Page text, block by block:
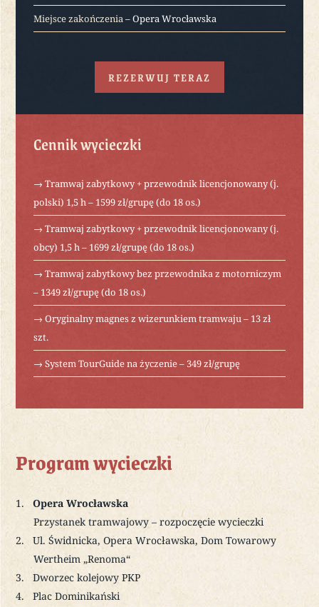
Miejsce zakończenia– Opera Wrocławska
REZERWUJ TERAZ
Cennik wycieczki
→ Tramwaj zabytkowy + przewodnik licencjonowany (j.
polski) 1,5 h – 1599 zł/grupę (do 18 os.)
→ Tramwaj zabytkowy + przewodnik licencjonowany (j.
obcy) 1,5 h – 1699 zł/grupę (do 18 os.)
→ Tramwaj zabytkowy bez przewodnika z motorniczym
– 1349 zł/grupę (do 18 os.)
→ Oryginalny magnes z wizerunkiem tramwaju – 13 zł
szt.
→ System TourGuide na życzenie – 349 zł/grupę
Program wycieczki
Opera Wrocławska
Przystanek tramwajowy – rozpoczęcie wycieczki
Ul. Świdnicka, Opera Wrocławska, Dom Towarowy
Wertheim „Renoma“
Dworzec kolejowy PKP
Plac Dominikański